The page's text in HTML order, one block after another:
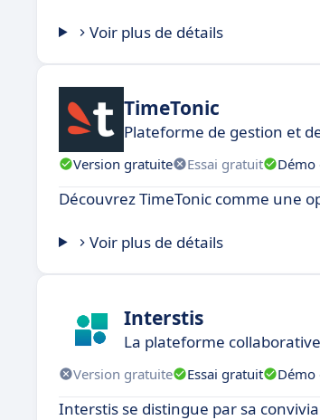
Voir plus de détails
TimeTonic
Plateforme de gestion et
Version gratuite Essai gratuit
Découvrez TimeTonic comme une
Voir plus de détails
Interstis
La plateforme
Version gratuite Essai gratuit
Interstis se distingue par sa